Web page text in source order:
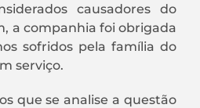
causadores do
a companhia foi obrigada
sofridos pela família do
serviço.
que se analise a questão